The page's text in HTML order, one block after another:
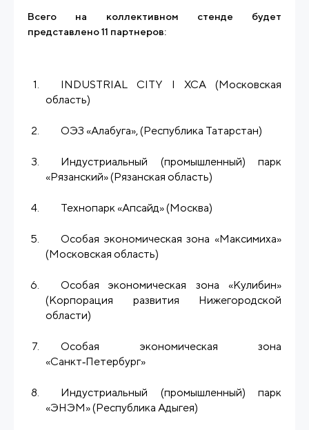
Всего на коллективном стенде будет
представлено 11 партнеров:
INDUSTRIAL CITY I ХСА (Московская
область)
ОЭЗ «Алабуга», (Республика Татарстан)
Индустриальный (промышленный) парк
«Рязанский» (Рязанская область)
Технопарк «Апсайд» (Москва)
Особая экономическая зона «Максимиха»
(Московская область)
Особая экономическая зона «Кулибин»
(Корпорация развития Нижегородской
области)
Особая экономическая зона
«Санкт‑Петербург»
Индустриальный (промышленный) парк
«ЭНЭМ» (Республика Адыгея)